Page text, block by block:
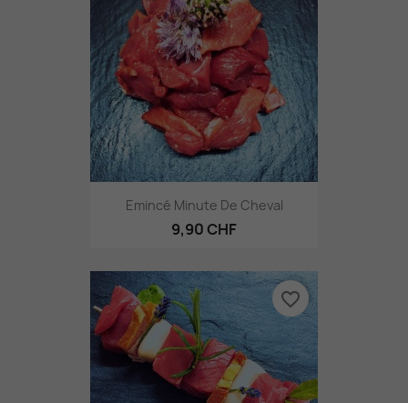
Emincé Minute De Cheval
9,90 CHF
favorite_border